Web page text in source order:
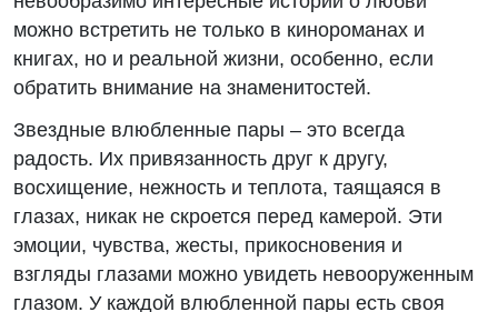
можно встретить не только в кинороманах и
книгах, но и реальной жизни, особенно, если
обратить внимание на знаменитостей.
Звездные влюбленные пары – это всегда
радость. Их привязанность друг к другу,
восхищение, нежность и теплота, таящаяся в
глазах, никак не скроется перед камерой. Эти
эмоции, чувства, жесты, прикосновения и
взгляды глазами можно увидеть невооруженным
глазом. У каждой влюбленной пары есть своя